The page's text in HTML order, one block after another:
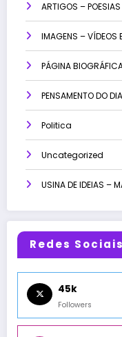
ARTIGOS –
IMAGENS – VÍDEOS
PÁGINA
PENSAMENTO DO
Politica
Uncategorized
USINA DE IDEIAS –
Redes Sociais
45k
Followers